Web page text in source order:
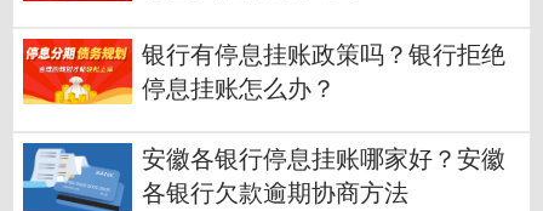
银行有停息挂账政策吗？银行拒绝
停息挂账怎么办？
安徽各银行停息挂账哪家好？安徽
各银行欠款逾期协商方法